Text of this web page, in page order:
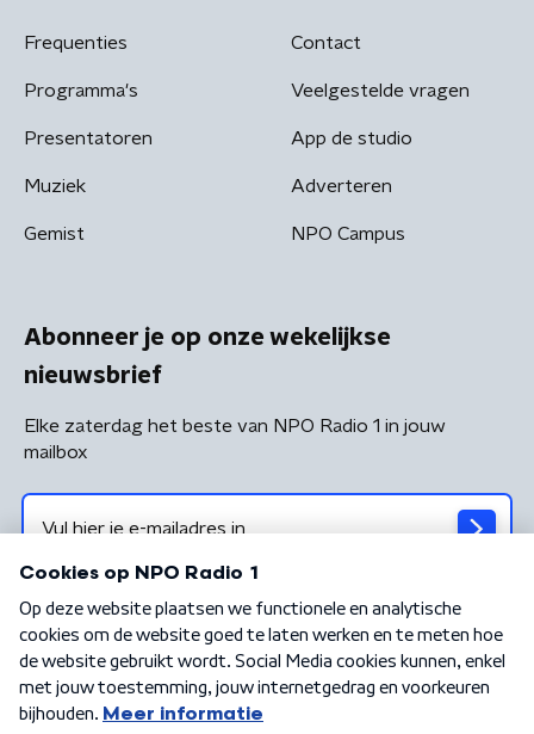
Frequenties
Programma's
Presentatoren
Muziek
Gemist
Contact
Veelgestelde vragen
App de studio
Adverteren
NPO Campus
Abonneer je op onze wekelijkse
nieuwsbrief
Elke zaterdag het beste van NPO Radio 1 in jouw
mailbox
Algemene voorwaarden